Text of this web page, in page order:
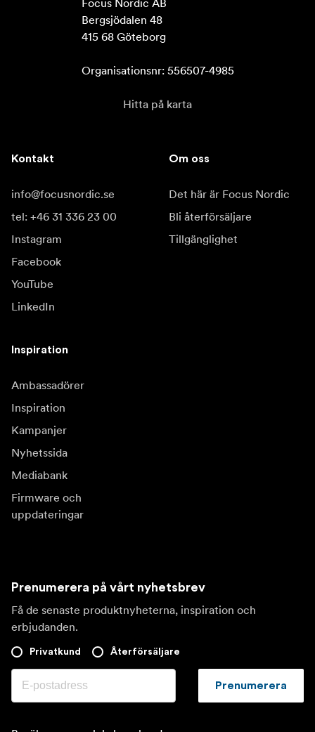
Focus Nordic AB
Bergsjödalen 48
415 68 Göteborg
Organisationsnr: 556507-4985
Hitta på karta
Kontakt
info@focusnordic.se
tel: +46 31 336 23 00
Instagram
Facebook
YouTube
LinkedIn
Om oss
Det här är Focus Nordic
Bli återförsäljare
Tillgänglighet
Inspiration
Ambassadörer
Inspiration
Kampanjer
Nyhetssida
Mediabank
Firmware och
uppdateringar
Prenumerera på vårt nyhetsbrev
Få de senaste produktnyheterna, inspiration och
erbjudanden.
Privatkund Återförsäljare
Prenumerera